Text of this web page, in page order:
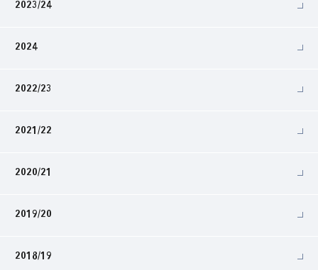
2023/24
2024
2022/23
2021/22
2020/21
2019/20
2018/19